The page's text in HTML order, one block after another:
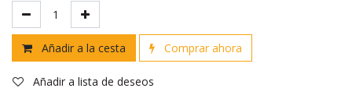
Añadir a la cesta Comprar ahora
Añadir a lista de deseos